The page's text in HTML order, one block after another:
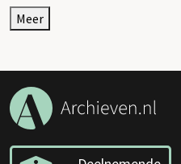
Meer